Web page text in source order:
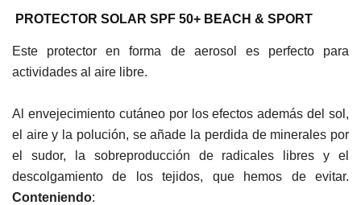
PROTECTOR SOLAR SPF 50+ BEACH & SPORT
Este protector en forma de aerosol es perfecto para
actividades al aire libre.
Al envejecimiento cutáneo por los efectos además del sol,
el aire y la polución, se añade la perdida de minerales por
el sudor, la sobreproducción de radicales libres y el
descolgamiento de los tejidos, que hemos de evitar.
Conteniendo: